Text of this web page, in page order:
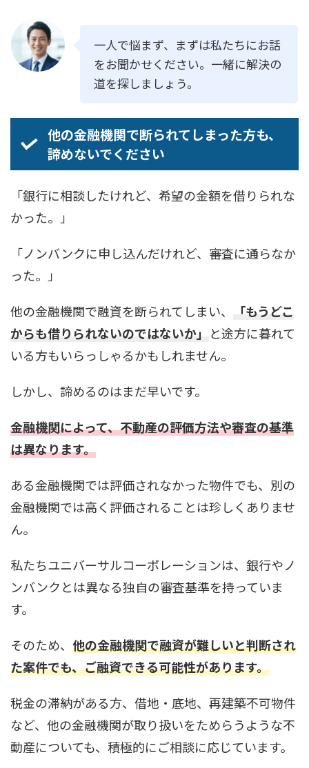
一人で悩まず、まずは私たちにお話
をお聞かせください。一緒に解決の
道を探しましょう。
他の金融機関で断られてしまった方も、
諦めないでください
「銀行に相談したけれど、希望の金額を借りられな
かった。」
「ノンバンクに申し込んだけれど、審査に通らなか
った。」
他の金融機関で融資を断られてしまい、
「もうどこ
からも借りられないのではないか」 と途方に暮れて
いる方もいらっしゃるかもしれません。
しかし、諦めるのはまだ早いです。
金融機関によって、不動産の評価方法や審査の基準
は異なります。
ある金融機関では評価されなかった物件でも、別の
金融機関では高く評価されることは珍しくありませ
ん。
私たちユニバーサルコーポレーションは、銀行やノ
ンバンクとは異なる独自の審査基準を持っていま
す。
そのため、 他の金融機関で融資が難しいと判断され
た案件でも、ご融資できる可能性があります。
税金の滞納がある方、借地・底地、再建築不可物件
など、他の金融機関が取り扱いをためらうような不
動産についても、積極的にご相談に応じています。